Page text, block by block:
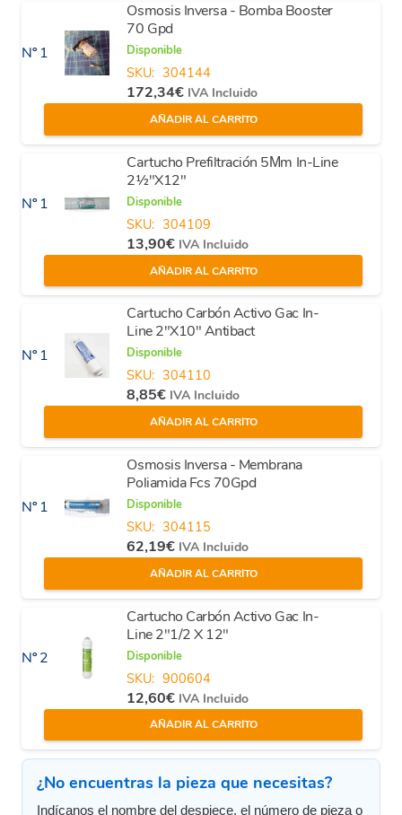
Nº 1
Osmosis Inversa - Bomba Booster
70 Gpd
Disponible
SKU: 304144
172,34€ IVA Incluido
AÑADIR AL CARRITO
Nº 1
Cartucho Prefiltración 5Μm In-Line
2½"X12"
Disponible
SKU: 304109
13,90€ IVA Incluido
AÑADIR AL CARRITO
Nº 1
Cartucho Carbón Activo Gac In-
Line 2"X10" Antibact
Disponible
SKU: 304110
8,85€ IVA Incluido
AÑADIR AL CARRITO
Nº 1
Osmosis Inversa - Membrana
Poliamida Fcs 70Gpd
Disponible
SKU: 304115
62,19€ IVA Incluido
AÑADIR AL CARRITO
Nº 2
Cartucho Carbón Activo Gac In-
Line 2"1/2 X 12"
Disponible
SKU: 900604
12,60€ IVA Incluido
AÑADIR AL CARRITO
¿No encuentras la pieza que necesitas?
Indícanos el nombre del despiece, el número de pieza o